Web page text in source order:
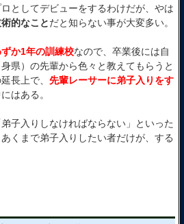
としてデビューをするわけだが、やは
的なことだと知らない事が大変多い。
か1年の訓練校なので、卒業後には自
県）の先輩から色々と教えてもらうと
長上で、 先輩レーサーに弟子入りをす
はある。
子入りしなければならない」といった
あくまで弟子入りしたい者だけが、する